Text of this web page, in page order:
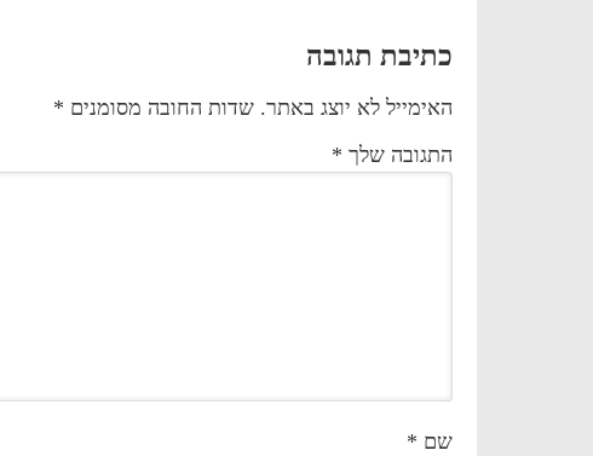
כתיבת תגובה
האימייל לא יוצג באתר. שדות החובה מסומנים *
התגובה שלך *
שם *